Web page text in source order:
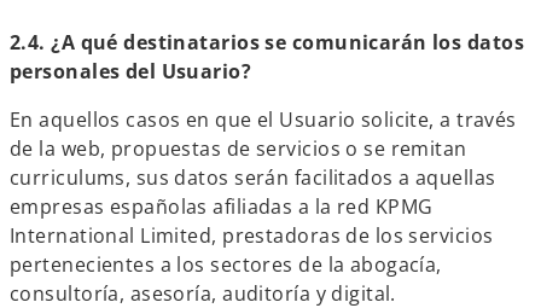
2.4. ¿A qué destinatarios se comunicarán los datos
personales del Usuario?
En aquellos casos en que el Usuario solicite, a través
de la web, propuestas de servicios o se remitan
curriculums, sus datos serán facilitados a aquellas
empresas españolas afiliadas a la red KPMG
International Limited, prestadoras de los servicios
pertenecientes a los sectores de la abogacía,
consultoría, asesoría, auditoría y digital.